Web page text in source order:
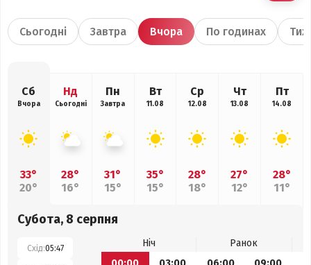
Сьогодні Завтра Вчора По годинах
Сб
Вчора
33°
20°
Нд
Сьогодні
28°
16°
Пн
Завтра
31°
15°
Вт
11.08
35°
15°
Ср
12.08
28°
18°
Чт
13.08
27°
12°
Пт
14.08
28°
11°
Субота, 8 серпня
Схід:05:47 Ніч
Ранок